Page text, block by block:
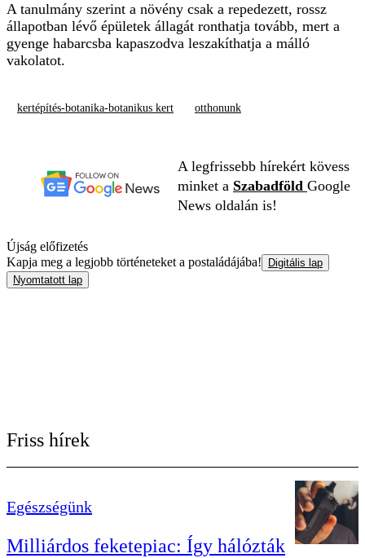
A tanulmány szerint a növény csak a repedezett, rossz
állapotban lévő épületek állagát ronthatja tovább, mert a
gyenge habarcsba kapaszodva leszakíthatja a málló
vakolatot.
kertépítés-botanika-botanikus kert otthonunk
A legfrissebb hírekért kövess
minket a Szabadföld Google
News oldalán is!
Újság előfizetés
Kapja meg a legjobb történeteket a postaládájába!
Digitális lap
Nyomtatott lap
Friss hírek
Egészségünk
Milliárdos feketepiac: Így hálózták